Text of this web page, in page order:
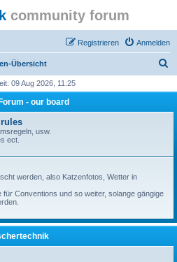
community forum
Anmelden
Registrieren
Übersicht
h
09 Aug 2026, 11:25
- our board
usw.
ect.
werden, also Katzenfotos, Wetter in
Conventions und so weiter, solange gängige